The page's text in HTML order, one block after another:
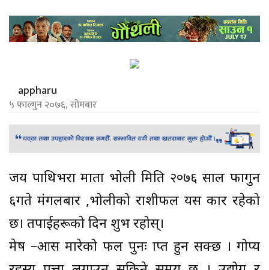
appharu
५ फाल्गुन २०७६, सोमबार
जय पाथिभरा माता भोली मिति २०७६ साल फागुन
६गते मंगलबार ,भोलीको राशीफल यस प्रकार रहेको
छ। तपाईहरूको दिन शुभ रहोस्।
मेष –आस मारेको फल पुनः प्राप्त हुन सक्छ । गोप्य